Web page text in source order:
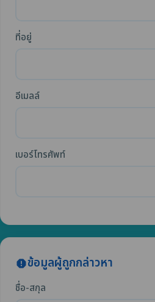
ที่อยู่
อีเมลล์
เบอร์โทรศัพท์
reportข้อมูลผู้ถูกกล่าวหา
ชื่อ-สกุล